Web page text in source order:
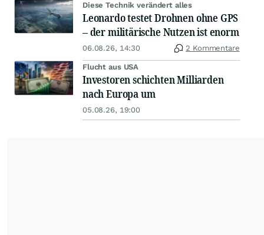
Diese Technik verändert alles
Leonardo testet Drohnen ohne GPS
– der militärische Nutzen ist enorm
06.08.26, 14:30 2 Kommentare
Flucht aus USA
Investoren schichten Milliarden
nach Europa um
05.08.26, 19:00